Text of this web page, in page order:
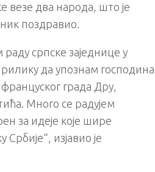
везе два народа, што је
поздравио.
српске заједнице у
да упознам господина
града Дру,
Много се радујем
за идеје које шире
изјавио је